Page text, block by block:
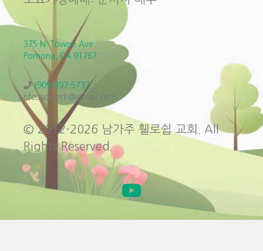
375 N. Towne Ave.
Pomona, CA 91767
(909)397-5737
nfcuschurch@gmail.com
© 2012-2026 남가주 휄로쉽 교회. All
Rights Reserved.